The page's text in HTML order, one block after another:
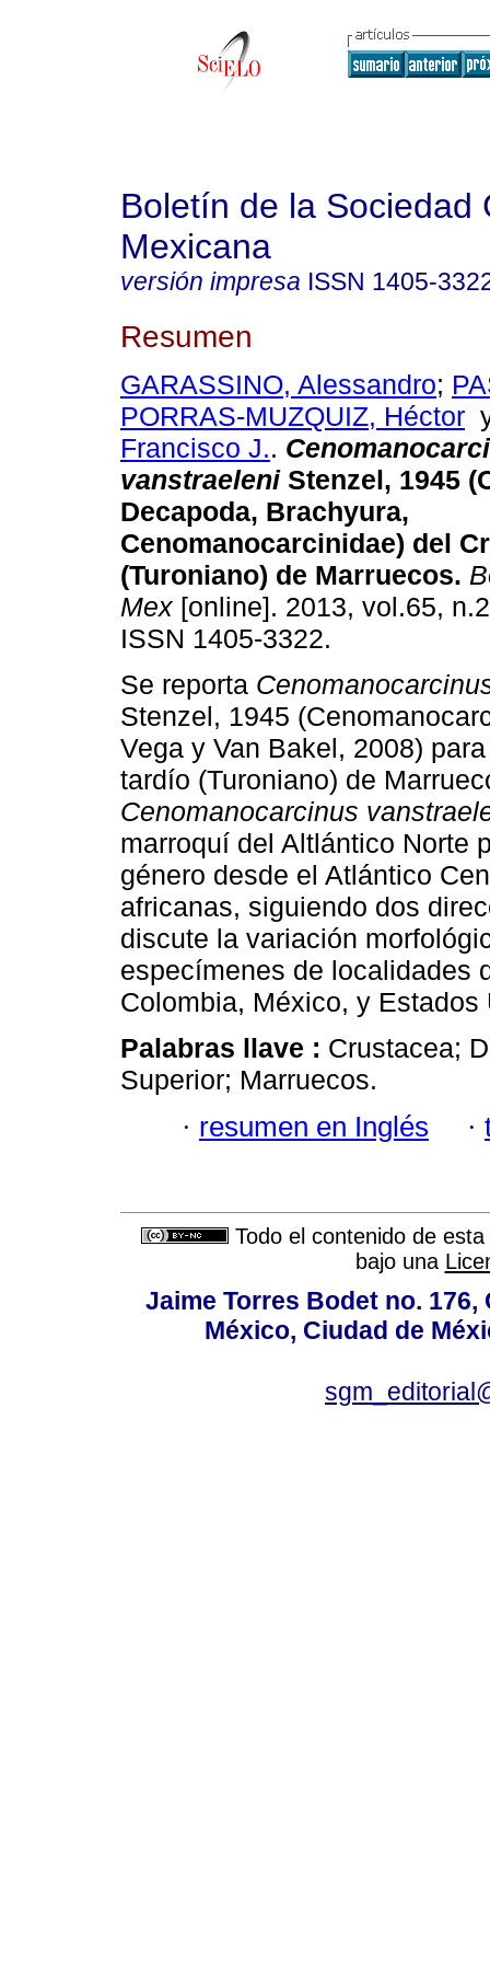
Boletín de la Sociedad
Mexicana
versión impresa ISSN 1405-
Resumen
GARASSINO, Alessandro;
PORRAS-MUZQUIZ, Héctor
Francisco J..
vanstraeleniStenzel, 1945
Decapoda, Brachyura,
Cenomanocarcinidae) del
(Turoniano) de Marruecos.
Mex [online]. 2013, vol.65,
ISSN 1405-3322.
Se reporta
Stenzel, 1945
Vega y Van Bakel, 2008)
tardío (Turoniano) de
Cenomanocarcinus
marroquí del Altlántico Norte
género desde el Atlántico
africanas, siguiendo dos
discute la variación
especímenes de localidades
Colombia, México, y Estados
Palabras llave : Crustacea;
Superior; Marruecos.
· resumen en Inglés ·
Todo el contenido de
bajo una
Jaime Torres Bodet no. 176,
México, Ciudad de